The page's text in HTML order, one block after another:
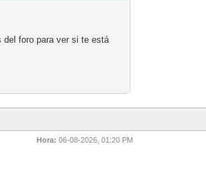
del foro para ver si te está
Hora: 06-08-2026, 01:20 PM